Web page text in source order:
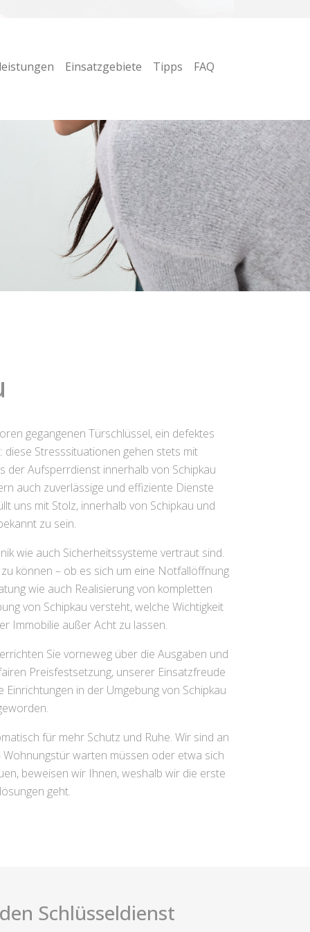
Einsatzgebiete Tipps FAQ
gegangenen Türschlüssel, ein defektes
Stresssituationen gehen stets mit
Aufsperrdienst innerhalb von Schipkau
auch zuverlässige und effiziente Dienste
uns mit Stolz, innerhalb von Schipkau und
zu sein.
wie auch Sicherheitssysteme vertraut sind.
können – ob es sich um eine Notfallöffnung
wie auch Realisierung von kompletten
von Schipkau versteht, welche Wichtigkeit
Immobilie außer Acht zu lassen.
Sie vorneweg über die Ausgaben und
Preisfestsetzung, unserer Einsatzfreude
in der Umgebung von Schipkau
für mehr Schutz und Ruhe. Wir sind an
warten müssen oder etwa sich
beweisen wir Ihnen, weshalb wir die erste
geht.
Schlüsseldienst